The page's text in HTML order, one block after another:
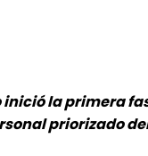
la primera
priorizado